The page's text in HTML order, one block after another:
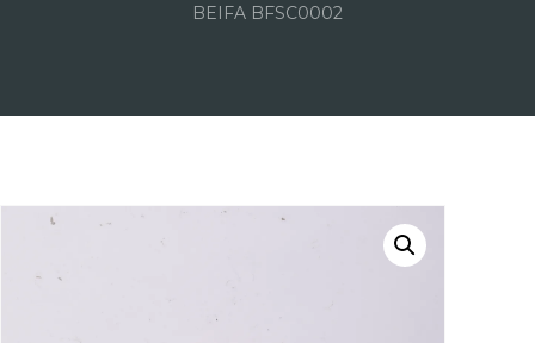
BEIFA BFSC0002